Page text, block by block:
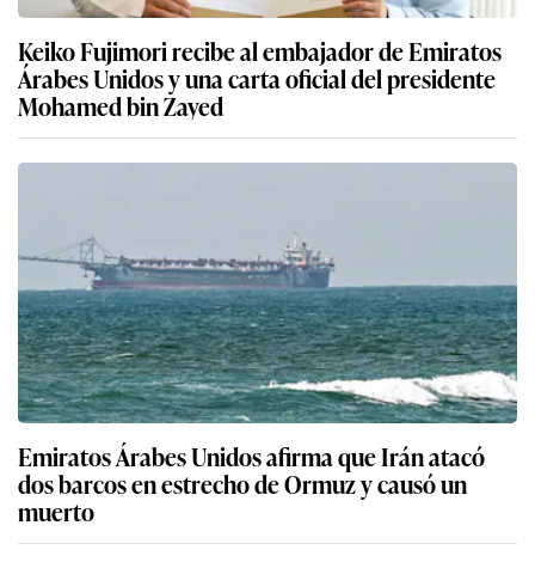
Keiko Fujimori recibe al embajador de Emiratos
Árabes Unidos y una carta oficial del presidente
Mohamed bin Zayed
Emiratos Árabes Unidos afirma que Irán atacó
dos barcos en estrecho de Ormuz y causó un
muerto